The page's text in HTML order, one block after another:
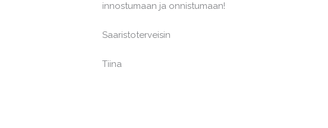
innostumaan ja onnistumaan!
Saaristoterveisin
Tiina